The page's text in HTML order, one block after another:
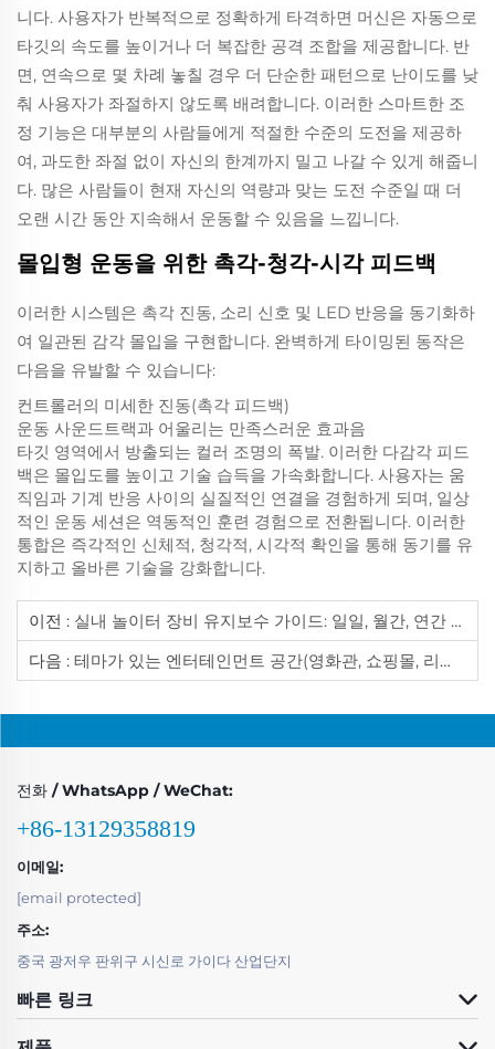
니다. 사용자가 반복적으로 정확하게 타격하면 머신은 자동으로
타깃의 속도를 높이거나 더 복잡한 공격 조합을 제공합니다. 반
면, 연속으로 몇 차례 놓칠 경우 더 단순한 패턴으로 난이도를 낮
춰 사용자가 좌절하지 않도록 배려합니다. 이러한 스마트한 조
정 기능은 대부분의 사람들에게 적절한 수준의 도전을 제공하
여, 과도한 좌절 없이 자신의 한계까지 밀고 나갈 수 있게 해줍니
다. 많은 사람들이 현재 자신의 역량과 맞는 도전 수준일 때 더
오랜 시간 동안 지속해서 운동할 수 있음을 느낍니다.
몰입형 운동을 위한 촉각-청각-시각 피드백
이러한 시스템은 촉각 진동, 소리 신호 및 LED 반응을 동기화하
여 일관된 감각 몰입을 구현합니다. 완벽하게 타이밍된 동작은
다음을 유발할 수 있습니다:
컨트롤러의 미세한 진동(촉각 피드백)
운동 사운드트랙과 어울리는 만족스러운 효과음
타깃 영역에서 방출되는 컬러 조명의 폭발. 이러한 다감각 피드
백은 몰입도를 높이고 기술 습득을 가속화합니다. 사용자는 움
직임과 기계 반응 사이의 실질적인 연결을 경험하게 되며, 일상
적인 운동 세션은 역동적인 훈련 경험으로 전환됩니다. 이러한
통합은 즉각적인 신체적, 청각적, 시각적 확인을 통해 동기를 유
지하고 올바른 기술을 강화합니다.
이전 : 실내 놀이터 장비 유지보수 가이드: 일일, 월간, 연간 체크리스트
다음 : 테마가 있는 엔터테인먼트 공간(영화관, 쇼핑몰, 리조트) 내 동전 투입식 기계
전화 / WhatsApp / WeChat:
+86-13129358819
이메일:
[email protected]
주소:
중국 광저우 판위구 시신로 가이다 산업단지
빠른 링크